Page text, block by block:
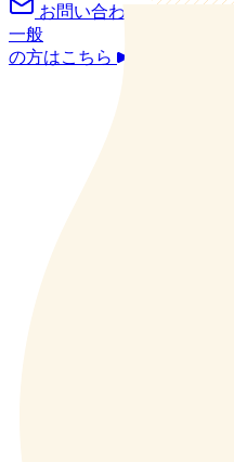
お問い合わせ
一般
の方はこちら